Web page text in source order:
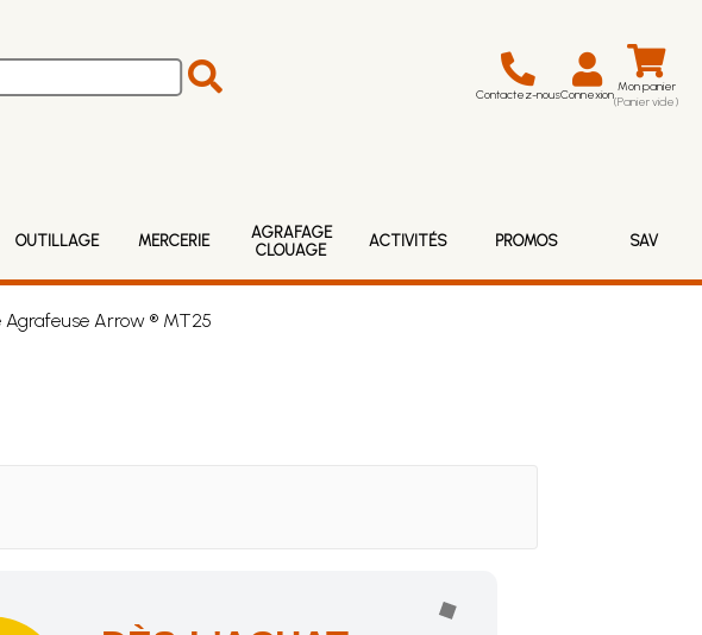
Contactez-nousConnexion Mon panier
(Panier vide)
OUTILLAGE MERCERIE
AGRAFAGE
CLOUAGE
ACTIVITÉS PROMOS SAV
Arrow ® MT25